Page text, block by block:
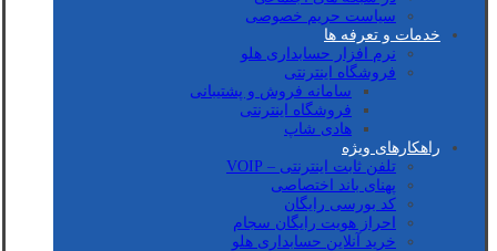
سیاست حریم خصوصی
خدمات و تعرفه ها
نرم افزار حسابداری هلو
فروشگاه اینترنتی
سامانه فروش و پشتیبانی
فروشگاه اینترنتی
هادی شاپ
راهکارهای ویژه
تلفن ثابت اینترنتی – VOIP
پهنای باند اختصاصی
کد بورسی رایگان
احراز هویت رایگان سجام
خرید آنلاین حسابداری هلو